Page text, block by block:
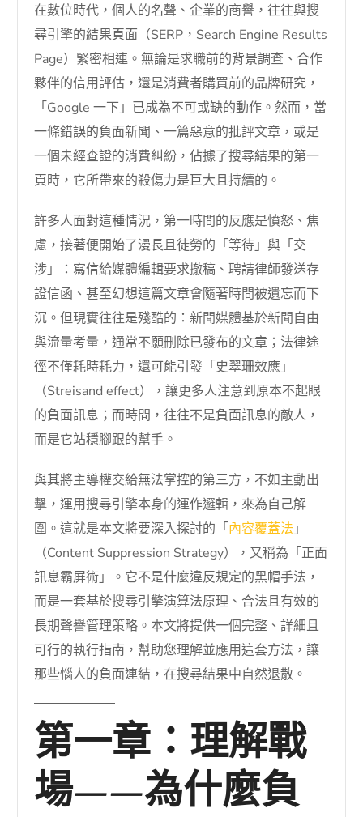
在數位時代，個人的名聲、企業的商譽，往往與搜
尋引擎的結果頁面（SERP，Search Engine Results
Page）緊密相連。無論是求職前的背景調查、合作
夥伴的信用評估，還是消費者購買前的品牌研究，
「Google 一下」已成為不可或缺的動作。然而，當
一條錯誤的負面新聞、一篇惡意的批評文章，或是
一個未經查證的消費糾紛，佔據了搜尋結果的第一
頁時，它所帶來的殺傷力是巨大且持續的。
許多人面對這種情況，第一時間的反應是憤怒、焦
慮，接著便開始了漫長且徒勞的「等待」與「交
涉」：寫信給媒體編輯要求撤稿、聘請律師發送存
證信函、甚至幻想這篇文章會隨著時間被遺忘而下
沉。但現實往往是殘酷的：新聞媒體基於新聞自由
與流量考量，通常不願刪除已發布的文章；法律途
徑不僅耗時耗力，還可能引發「史翠珊效應」
（Streisand effect），讓更多人注意到原本不起眼
的負面訊息；而時間，往往不是負面訊息的敵人，
而是它站穩腳跟的幫手。
與其將主導權交給無法掌控的第三方，不如主動出
擊，運用搜尋引擎本身的運作邏輯，來為自己解
圍。這就是本文將要深入探討的「 內容覆蓋法 」
（Content Suppression Strategy），又稱為「正面
訊息霸屏術」。它不是什麼違反規定的黑帽手法，
而是一套基於搜尋引擎演算法原理、合法且有效的
長期聲譽管理策略。本文將提供一個完整、詳細且
可行的執行指南，幫助您理解並應用這套方法，讓
那些惱人的負面連結，在搜尋結果中自然退散。
第一章：理解戰
場——為什麼負